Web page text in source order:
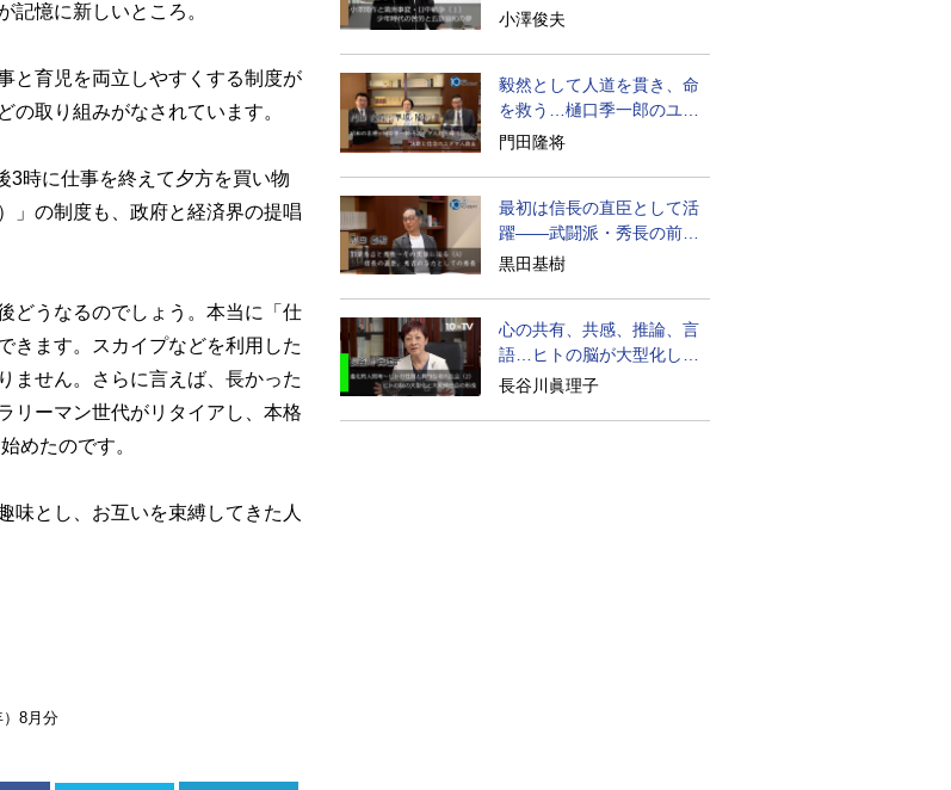
記憶に新しいところ。
と育児を両立しやすくする制度が
取り組みがなされています。
時に仕事を終えて夕方を買い物
」の制度も、政府と経済界の提唱
どうなるのでしょう。本当に「仕
きます。スカイプなどを利用した
ません。さらに言えば、長かった
リーマン世代がリタイアし、本格
めたのです。
とし、お互いを束縛してきた人
）8月分
開作
小澤俊夫
毅然として人道を貫き、命
を救う…樋口季一郎のユダ
ヤ人救出
門田隆将
最初は信長の直臣として活
躍――武闘派・秀長の前半
生は？
黒田基樹
心の共有、共感、推論、言
語…ヒトの脳が大型化した
理由
長谷川眞理子